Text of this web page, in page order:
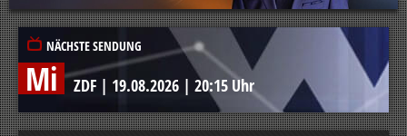
NÄCHSTE SENDUNG
Mi ZDF | 19.08.2026 | 20:15 Uhr